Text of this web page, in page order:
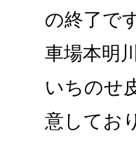
の終了で
車場本明
いちのせ
意してお